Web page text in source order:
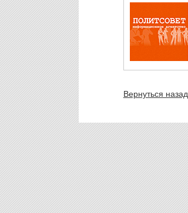
Вернуться назад